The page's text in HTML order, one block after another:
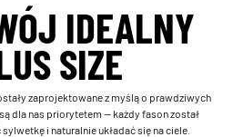
IDEALNY
SIZE
zaprojektowane z myślą o prawdziwych
dla nas priorytetem — każdy fason został
i naturalnie układać się na ciele.